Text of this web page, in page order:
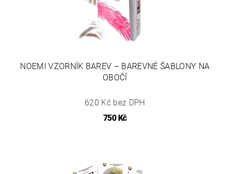
NOEMI VZORNÍK BAREV – BAREVNÉ ŠABLONY NA
OBOČÍ
620 Kč bez DPH
750 Kč